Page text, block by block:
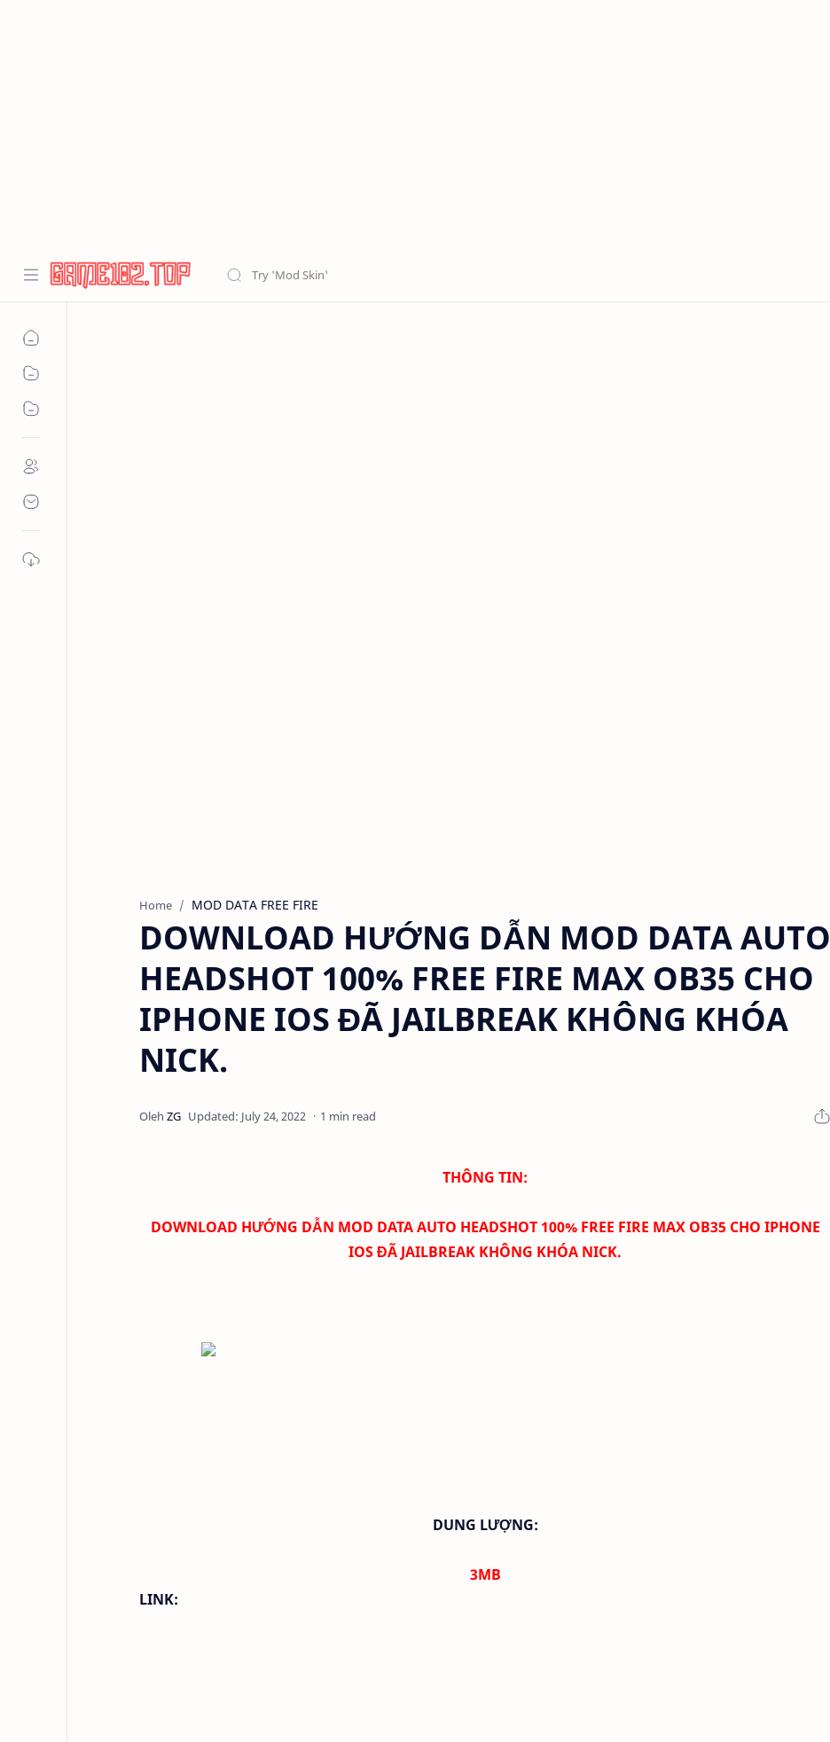
Home MOD DATA FREE FIRE
DOWNLOAD HƯỚNG DẪN MOD DATA AUTO
HEADSHOT 100% FREE FIRE MAX OB35 CHO
IPHONE IOS ĐÃ JAILBREAK KHÔNG KHÓA
NICK.
1 min read
THÔNG TIN:
DOWNLOAD HƯỚNG DẪN MOD DATA AUTO HEADSHOT 100% FREE FIRE MAX OB35 CHO IPHONE
IOS ĐÃ JAILBREAK KHÔNG KHÓA NICK.
DUNG LƯỢNG:
3MB
LINK: